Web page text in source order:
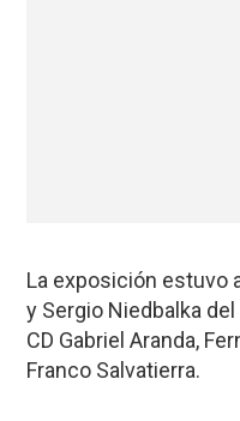
La exposición estuvo
y Sergio Niedbalka
CD Gabriel Aranda,
Franco Salvatierra.